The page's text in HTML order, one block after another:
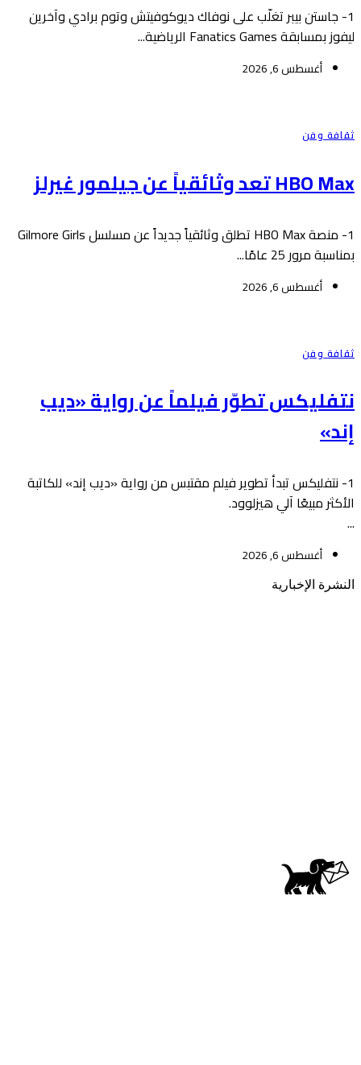
1- جاستن بيبر تغلّب على نوفاك ديوكوفيتش وتوم برادي وآخرين
ليفوز بمسابقة Fanatics Games الرياضية...
أغسطس 6, 2026
ثقافة وفن
HBO Max تعد وثائقياً عن جيلمور غيرلز
1- منصة HBO Max تطلق وثائقياً جديداً عن مسلسل Gilmore Girls
بمناسبة مرور 25 عامًا...
أغسطس 6, 2026
ثقافة وفن
نتفليكس تطوّر فيلماً عن رواية «ديب
إند»
1- نتفليكس تبدأ تطوير فيلم مقتبس من رواية «ديب إند» للكاتبة
الأكثر مبيعًا آلي هيزلوود.
...
أغسطس 6, 2026
النشرة الإخبارية